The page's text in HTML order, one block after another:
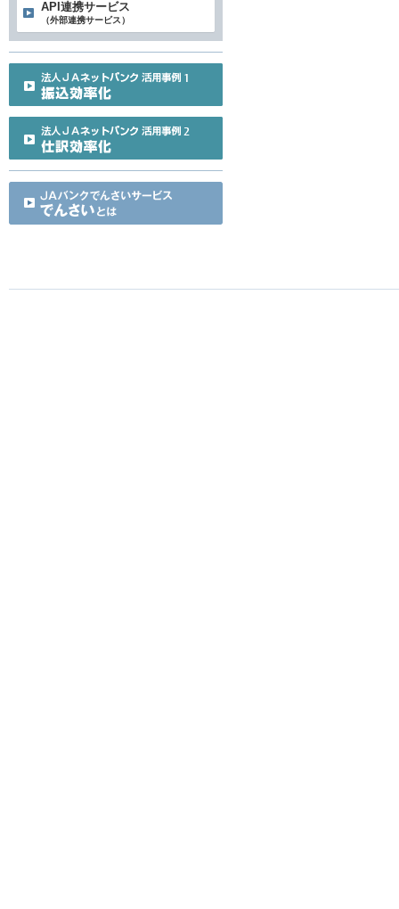
API連携サービス
（外部連携サービス）